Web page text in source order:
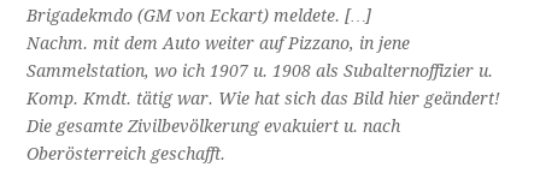
Brigadekmdo (GM von Eckart) meldete. […]
Nachm. mit dem Auto weiter auf Pizzano, in jene
Sammelstation, wo ich 1907 u. 1908 als Subalternoffizier u.
Komp. Kmdt. tätig war. Wie hat sich das Bild hier geändert!
Die gesamte Zivilbevölkerung evakuiert u. nach
Oberösterreich geschafft.